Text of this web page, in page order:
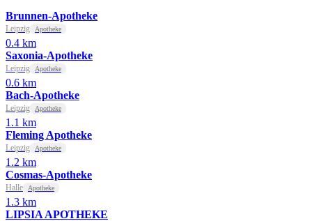
Brunnen-Apotheke
Leipzig Apotheke
0.4 km
Saxonia-Apotheke
Leipzig Apotheke
0.6 km
Bach-Apotheke
Leipzig Apotheke
1.1 km
Fleming Apotheke
Leipzig Apotheke
1.2 km
Cosmas-Apotheke
Halle Apotheke
1.3 km
LIPSIA APOTHEKE